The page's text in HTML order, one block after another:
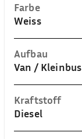
Farbe
Weiss
Aufbau
Van / Kleinbus
Kraftstoff
Diesel